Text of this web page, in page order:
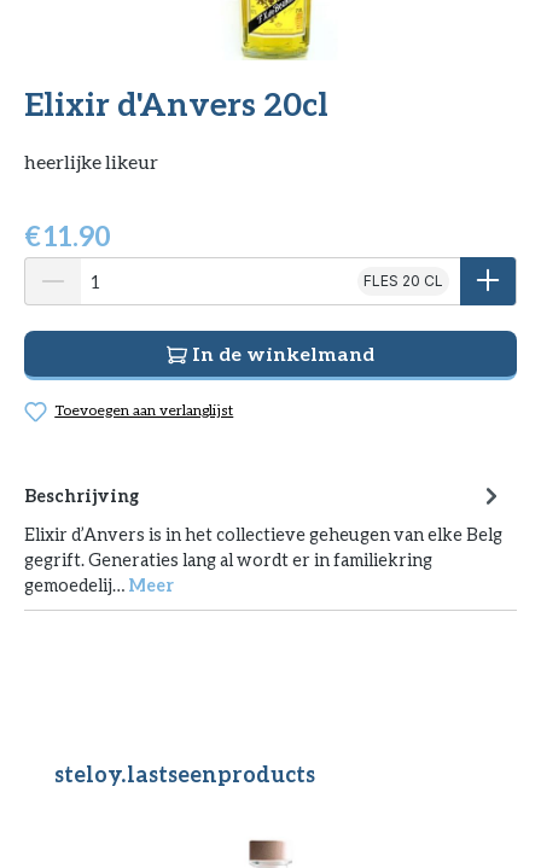
Elixir d'Anvers 20cl
heerlijke likeur
€11.90
FLES 20 CL
In de winkelmand
Toevoegen aan verlanglijst
Beschrijving
Elixir d’Anvers is in het collectieve geheugen van elke Belg
gegrift. Generaties lang al wordt er in familiekring
gemoedelij… Meer
Productgalerij overslaan
steloy.lastseenproducts